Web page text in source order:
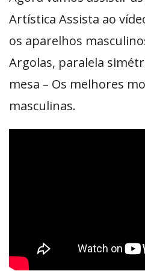
Artística Assista ao
os aparelhos
Argolas, paralela
mesa – Os melhores
masculinas.